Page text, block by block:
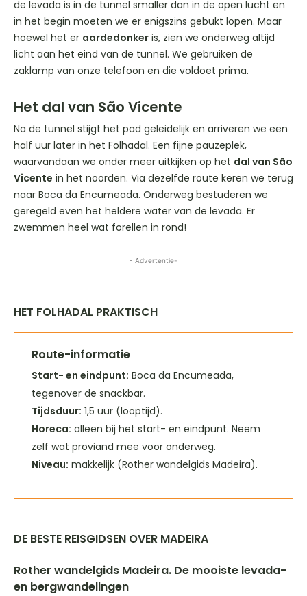
de levada is in de tunnel smaller dan in de open lucht en
in het begin moeten we er enigszins gebukt lopen. Maar
hoewel het er aardedonker is, zien we onderweg altijd
licht aan het eind van de tunnel. We gebruiken de
zaklamp van onze telefoon en die voldoet prima.
Het dal van São Vicente
Na de tunnel stijgt het pad geleidelijk en arriveren we een
half uur later in het Folhadal. Een fijne pauzeplek,
waarvandaan we onder meer uitkijken op het dal van São
Vicente in het noorden. Via dezelfde route keren we terug
naar Boca da Encumeada. Onderweg bestuderen we
geregeld even het heldere water van de levada. Er
zwemmen heel wat forellen in rond!
- Advertentie-
HET FOLHADAL PRAKTISCH
Route-informatie
Start- en eindpunt: Boca da Encumeada,
tegenover de snackbar.
Tijdsduur: 1,5 uur (looptijd).
Horeca: alleen bij het start- en eindpunt. Neem
zelf wat proviand mee voor onderweg.
Niveau: makkelijk (Rother wandelgids Madeira).
DE BESTE REISGIDSEN OVER MADEIRA
Rother wandelgids Madeira. De mooiste levada-
en bergwandelingen